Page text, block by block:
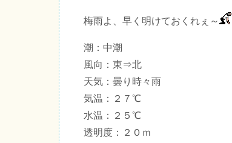
梅雨よ、早く明けておくれぇ～
潮：中潮
風向：東⇒北
天気：曇り時々雨
気温：２７℃
水温：２５℃
透明度：２０ｍ